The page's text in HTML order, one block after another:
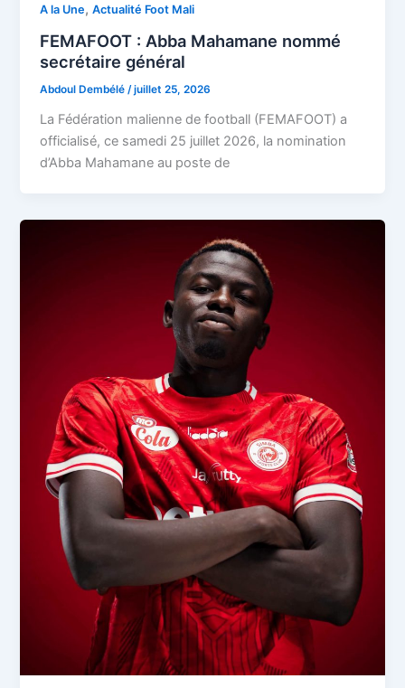
A la Une,Actualité Foot Mali
FEMAFOOT : Abba Mahamane nommé
secrétaire général
Abdoul Dembélé/juillet 25, 2026
La Fédération malienne de football (FEMAFOOT) a
officialisé, ce samedi 25 juillet 2026, la nomination
d’Abba Mahamane au poste de